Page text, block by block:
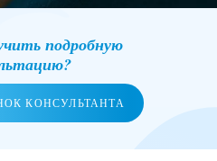
подробную
КОНСУЛЬТАНТА